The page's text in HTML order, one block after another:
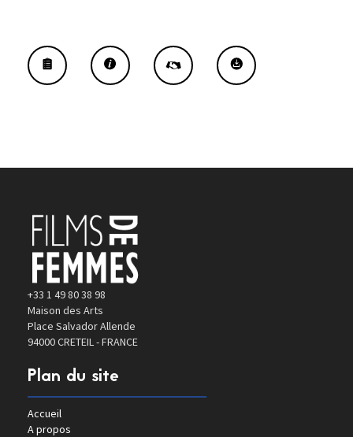
+33 1 49 80 38 98
Maison des Arts
Place Salvador Allende
94000 CRETEIL - FRANCE
Plan du site
Accueil
A propos